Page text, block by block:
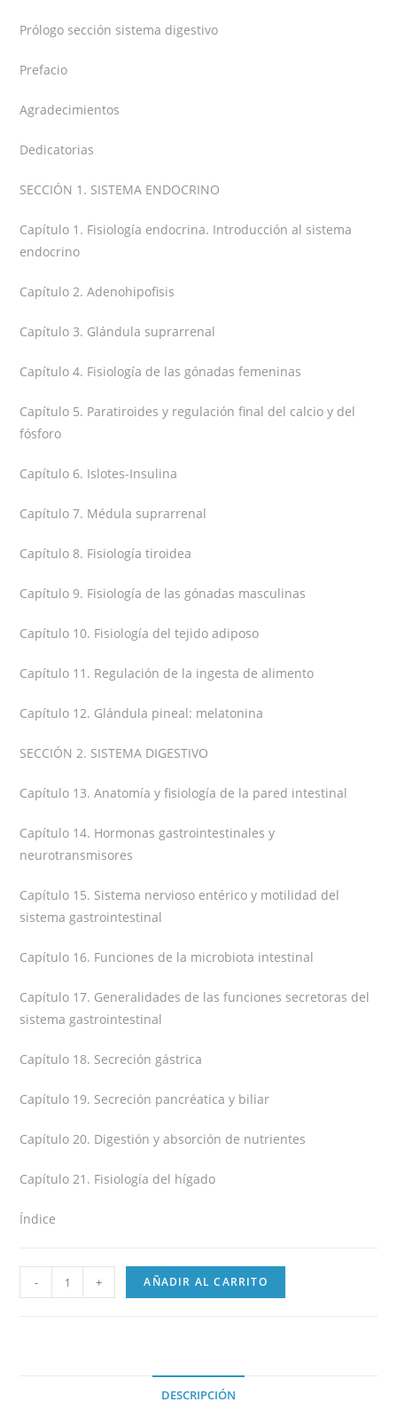
Prólogo sección sistema digestivo
Prefacio
Agradecimientos
Dedicatorias
SECCIÓN 1. SISTEMA ENDOCRINO
Capítulo 1. Fisiología endocrina. Introducción al sistema
endocrino
Capítulo 2. Adenohipofisis
Capítulo 3. Glándula suprarrenal
Capítulo 4. Fisiología de las gónadas femeninas
Capítulo 5. Paratiroides y regulación final del calcio y del
fósforo
Capítulo 6. Islotes-Insulina
Capítulo 7. Médula suprarrenal
Capítulo 8. Fisiología tiroidea
Capítulo 9. Fisiología de las gónadas masculinas
Capítulo 10. Fisiología del tejido adiposo
Capítulo 11. Regulación de la ingesta de alimento
Capítulo 12. Glándula pineal: melatonina
SECCIÓN 2. SISTEMA DIGESTIVO
Capítulo 13. Anatomía y fisiología de la pared intestinal
Capítulo 14. Hormonas gastrointestinales y
neurotransmisores
Capítulo 15. Sistema nervioso entérico y motilidad del
sistema gastrointestinal
Capítulo 16. Funciones de la microbiota intestinal
Capítulo 17. Generalidades de las funciones secretoras del
sistema gastrointestinal
Capítulo 18. Secreción gástrica
Capítulo 19. Secreción pancréatica y biliar
Capítulo 20. Digestión y absorción de nutrientes
Capítulo 21. Fisiología del hígado
Índice
- + AÑADIR AL CARRITO
DESCRIPCIÓN